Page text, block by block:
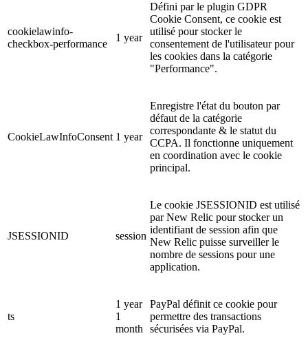
cookielawinfo-
checkbox-performance
1 year
Défini par le plugin GDPR
Cookie Consent, ce cookie est
utilisé pour stocker le
consentement de l'utilisateur pour
les cookies dans la catégorie
"Performance".
CookieLawInfoConsent 1 year
Enregistre l'état du bouton par
défaut de la catégorie
correspondante & le statut du
CCPA. Il fonctionne uniquement
en coordination avec le cookie
principal.
JSESSIONID session
Le cookie JSESSIONID est utilisé
par New Relic pour stocker un
identifiant de session afin que
New Relic puisse surveiller le
nombre de sessions pour une
application.
ts
1 year
1
month
PayPal définit ce cookie pour
permettre des transactions
sécurisées via PayPal.